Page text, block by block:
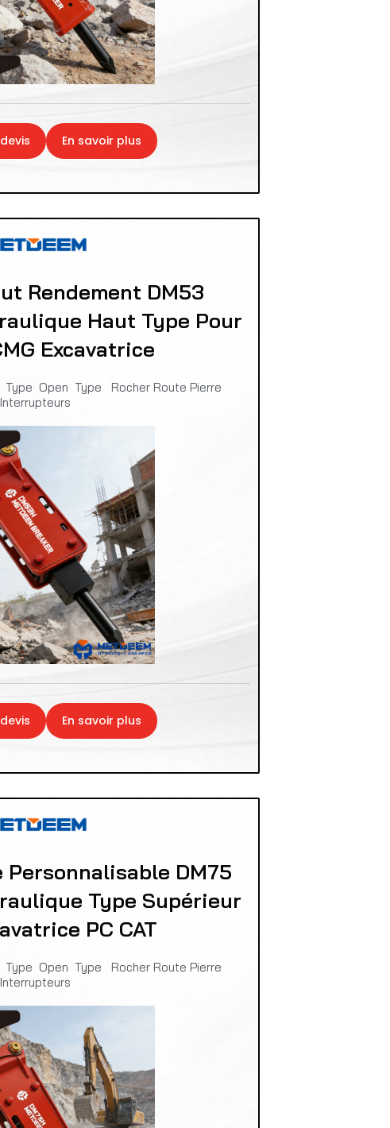
En savoir plus
Rendement DM53
Haut Type Pour
Excavatrice
Type Open Type Rocher Route Pierre
Interrupteurs
En savoir plus
Personnalisable DM75
Type Supérieur
PC CAT
Type Open Type Rocher Route Pierre
Interrupteurs